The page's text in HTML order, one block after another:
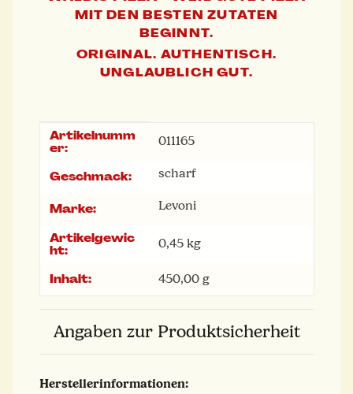
MIT DEN BESTEN ZUTATEN
BEGINNT.
ORIGINAL. AUTHENTISCH.
UNGLAUBLICH GUT.
Produkteigenschaft
Wert
Artikelnumm
er:
011165
Geschmack: scharf
Marke: Levoni
Artikelgewic
ht:
0,45 kg
Inhalt: 450,00 g
Angaben zur Produktsicherheit
Herstellerinformationen: